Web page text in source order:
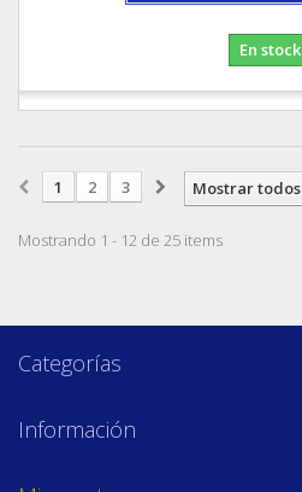
En stock
Mostrar todos
1 2 3
Mostrando 1 - 12 de 25 items
Categorías
Información